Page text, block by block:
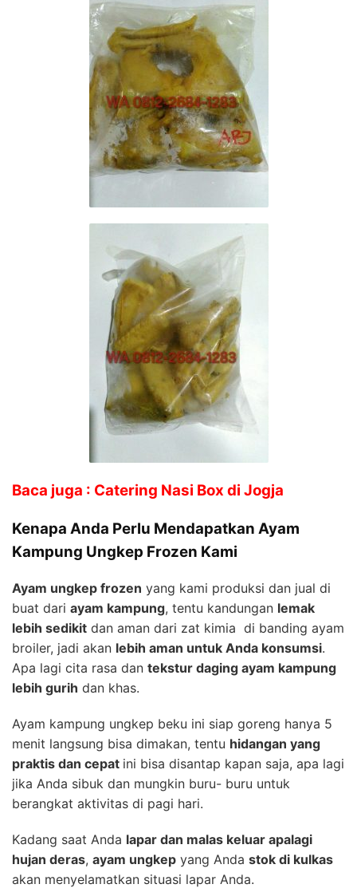
Baca juga : Catering Nasi Box di Jogja
Kenapa Anda Perlu Mendapatkan Ayam
Kampung Ungkep Frozen Kami
Ayam ungkep frozen yang kami produksi dan jual di
buat dari ayam kampung, tentu kandungan lemak
lebih sedikit dan aman dari zat kimia di banding ayam
broiler, jadi akan lebih aman untuk Anda konsumsi.
Apa lagi cita rasa dan tekstur daging ayam kampung
lebih gurih dan khas.
Ayam kampung ungkep beku ini siap goreng hanya 5
menit langsung bisa dimakan, tentu hidangan yang
praktis dan cepat ini bisa disantap kapan saja, apa lagi
jika Anda sibuk dan mungkin buru- buru untuk
berangkat aktivitas di pagi hari.
Kadang saat Anda lapar dan malas keluar apalagi
hujan deras, ayam ungkep yang Anda stok di kulkas
akan menyelamatkan situasi lapar Anda.